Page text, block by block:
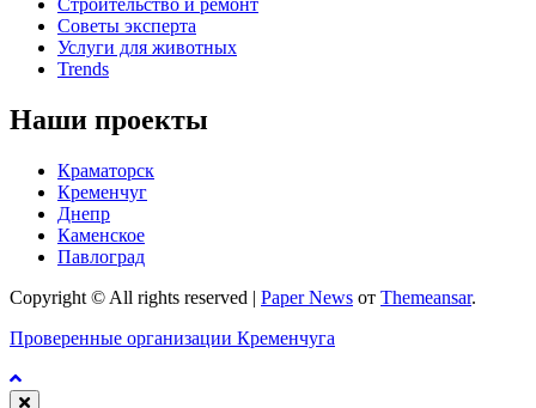
Строительство и ремонт
Советы эксперта
Услуги для животных
Trends
Наши проекты
Краматорск
Кременчуг
Днепр
Каменское
Павлоград
Copyright © All rights reserved | Paper News от Themeansar.
Проверенные организации Кременчуга